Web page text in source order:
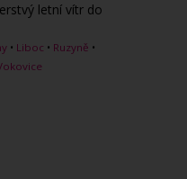
letní vítr do
• Liboc • Ruzyně •